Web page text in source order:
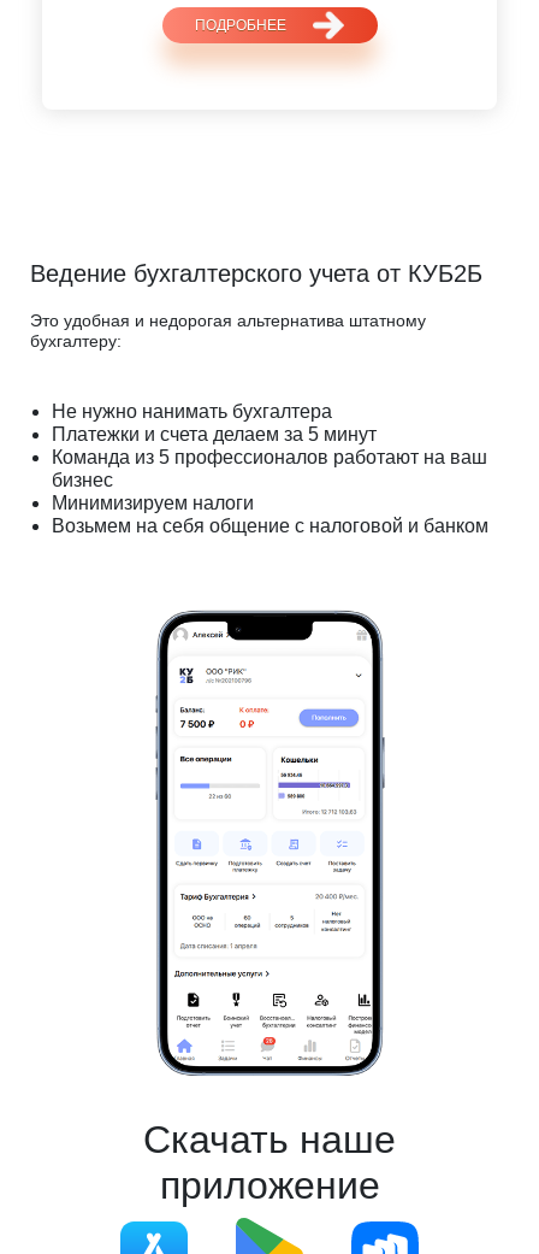
ПОДРОБНЕЕ
Ведение бухгалтерского учета от КУБ2Б
Это удобная и недорогая альтернатива штатному
бухгалтеру:
Не нужно нанимать бухгалтера
Платежки и счета делаем за 5 минут
Команда из 5 профессионалов работают на ваш
бизнес
Минимизируем налоги
Возьмем на себя общение с налоговой и банком
Скачать наше
приложение